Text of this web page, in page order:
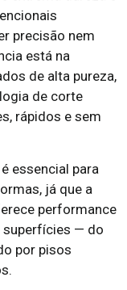
precisão nem
está na
de alta pureza,
de corte
rápidos e sem
essencial para
já que a
performance
superfícies — do
por pisos